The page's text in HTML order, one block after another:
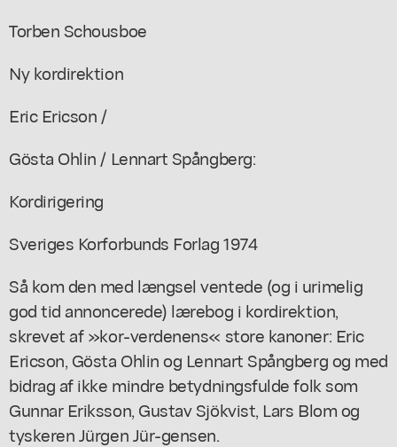
Torben Schousboe
Ny kordirektion
Eric Ericson /
Gösta Ohlin / Lennart Spångberg:
Kordirigering
Sveriges Korforbunds Forlag 1974
Så kom den med længsel ventede (og i urimelig
god tid annoncerede) lærebog i kordirektion,
skrevet af »kor-verdenens« store kanoner: Eric
Ericson, Gösta Ohlin og Lennart Spångberg og med
bidrag af ikke mindre betydningsfulde folk som
Gunnar Eriksson, Gustav Sjökvist, Lars Blom og
tyskeren Jürgen Jür-gensen.